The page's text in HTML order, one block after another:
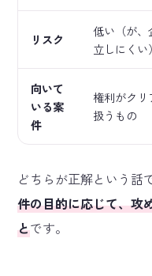
リスク
低い（が、
立しにくい）
向いて
いる案
件
権利がクリ
扱うもの
どちらが正解という話
件の目的に応じて、攻
とです。